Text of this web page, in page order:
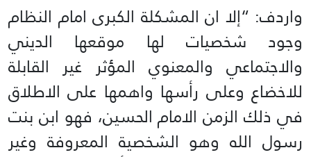
واردف: “إلا ان المشكلة الكبرى امام النظام
وجود شخصيات لها موقعها الديني
والاجتماعي والمعنوي المؤثر غير القابلة
للاخضاع وعلى رأسها واهمها على الاطلاق
في ذلك الزمن الامام الحسين، فهو ابن بنت
رسول الله وهو الشخصية المعروفة وغير